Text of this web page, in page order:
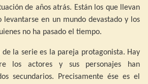
de años atrás. Están los que llevan
levantarse en un mundo devastado y los
no ha pasado el tiempo.
la serie es la pareja protagonista. Hay
los actores y sus personajes han
secundarios. Precisamente ése es el